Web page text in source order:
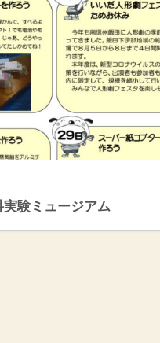
実験ミュージアム